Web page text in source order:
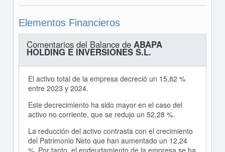
Elementos Financieros
Comentarios del Balance de ABAPA
HOLDING E INVERSIONES S.L.
El activo total de la empresa decreció un 15,82 %
entre 2023 y 2024.
Este decrecimiento ha sido mayor en el caso del
activo no corriente, que se redujo un 52,28 %.
La reducción del activo contrasta con el crecimiento
del Patrimonio Neto que han aumentado un 12,24